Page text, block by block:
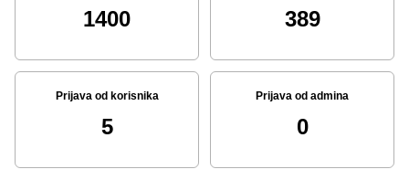
1400 389
Prijava od korisnika
5
Prijava od admina
0